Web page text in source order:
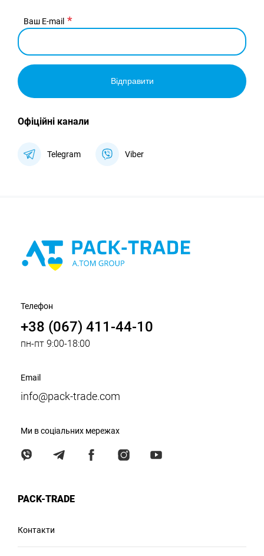
Ваш E-mail
Відправити
Офіційні канали
Telegram Viber
Телефон
+38 (067) 411-44-10
пн-пт 9:00-18:00
Email
info@pack-trade.com
Ми в соціальних мережах
PACK-TRADE
Контакти